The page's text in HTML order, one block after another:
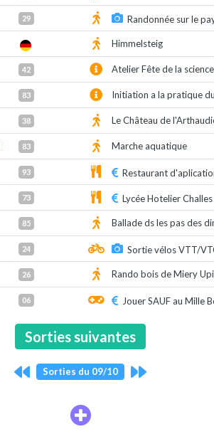
29 Randonnée sur le
Himmelsteig
42 Atelier Fête de la
83 Initiation a la pratique
38 Le Château de
83 Marche aquatique
93 Restaurant
73 Lycée Hotelier
85 Ballade ds les pas des
24 Sortie vélos VTT/
26 Rando bois de Miery
06 Jouer SAUF au Mille
Sorties suivantes
Sorties du 09/10